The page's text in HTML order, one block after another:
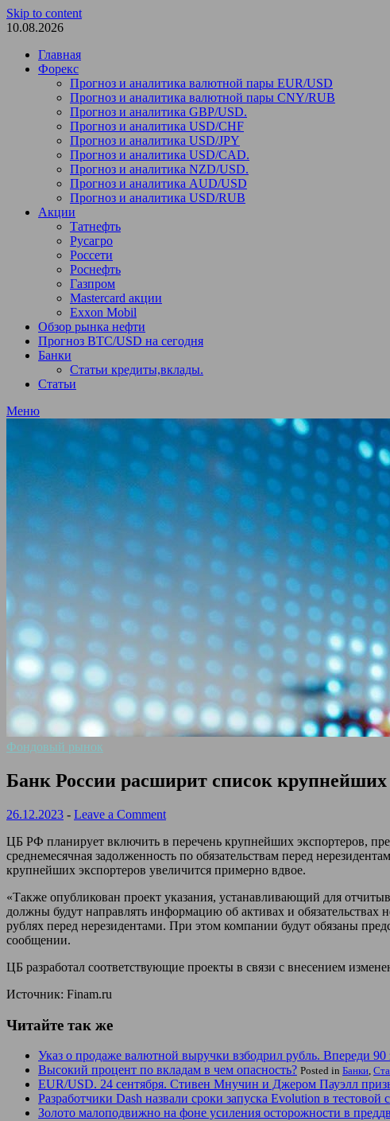
Skip to content
10.08.2026
Главная
Форекс
Прогноз и аналитика валютной пары EUR/USD
Прогноз и аналитика валютной пары CNY/RUB
Прогноз и аналитика GBP/USD.
Прогноз и аналитика USD/CHF
Прогноз и аналитика USD/JPY
Прогноз и аналитика USD/CAD.
Прогноз и аналитика NZD/USD.
Прогноз и аналитика AUD/USD
Прогноз и аналитика USD/RUB
Акции
Татнефть
Русагро
Россети
Роснефть
Газпром
Mastercard акции
Exxon Mobil
Обзор рынка нефти
Прогноз BTC/USD на сегодня
Банки
Статьи кредиты,вклады.
Статьи
Меню
Фондовый рынок
Банк России расширит список крупнейших
26.12.2023 - Leave a Comment
ЦБ РФ планирует включить в перечень крупнейших экспортеров,
среднемесячная задолженность по обязательствам перед
крупнейших экспортеров увеличится примерно вдвое.
«Также опубликован проект указания, устанавливающий для
должны будут направлять информацию об активах и обязательствах
рублях перед нерезидентами. При этом компании будут обязаны
сообщении.
ЦБ разработал соответствующие проекты в связи с внесением
Источник: Finam.ru
Читайте так же
Указ о продаже валютной выручки взбодрил рубль. Впереди 90
Высокий процент по вкладам в чем опасность? Posted in Банки,
EUR/USD. 24 сентября. Стивен Мнучин и Джером Пауэлл
Разработчики Dash назвали сроки запуска Evolution в тестовой
Золото малоподвижно на фоне усиления осторожности в